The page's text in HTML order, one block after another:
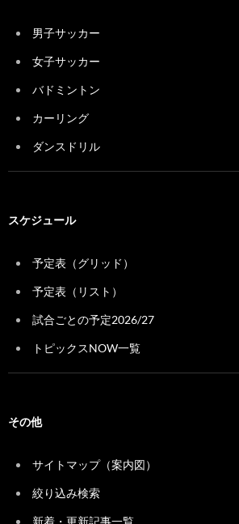
男子サッカー
女子サッカー
バドミントン
カーリング
ダンスドリル
スケジュール
予定表（グリッド）
予定表（リスト）
試合ごとの予定2026/27
トピックスNOW一覧
その他
サイトマップ（案内図）
絞り込み検索